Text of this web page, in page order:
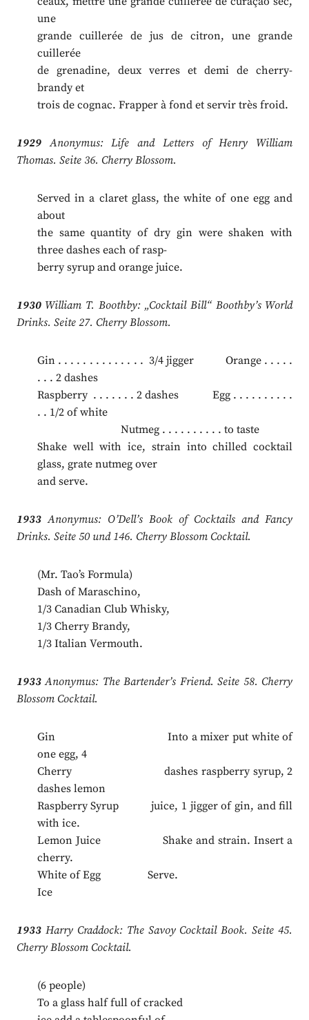
une
grande cuillerée de jus de citron, une grande
cuillerée
de grenadine, deux verres et demi de cherry-
brandy et
trois de cognac. Frapper à fond et servir très froid.
1929Anonymus: Life and Letters of Henry William
Thomas. Seite 36. Cherry Blossom.
Served in a claret glass, the white of one egg and
about
the same quantity of dry gin were shaken with
three dashes each of rasp­-
berry syrup and orange juice.
1930William T. Boothby: „Cocktail Bill“ Boothby’s World
Drinks. Seite 27. Cherry Blossom.
Gin . . . . . . . . . . . . . . 3/4 jigger Orange . . . . .
. . . 2 dashes
Raspberry . . . . . . . 2 dashes Egg . . . . . . . . . .
. . 1/2 of white
Nutmeg . . . . . . . . . . to taste
Shake well with ice, strain into chilled cocktail
glass, grate nutmeg over
and serve.
1933Anonymus: O’Dell’s Book of Cocktails and Fancy
Drinks. Seite 50 und 146. Cherry Blossom Cocktail.
(Mr. Tao’s Formula)
Dash of Maraschino,
1/3 Canadian Club Whisky,
1/3 Cherry Brandy,
1/3 Italian Vermouth.
1933Anonymus: The Bartender’s Friend. Seite 58. Cherry
Blossom Cocktail.
Gin Into a mixer put white of
one egg, 4
Cherry dashes raspberry syrup, 2
dashes lemon
Raspberry Syrup juice, 1 jigger of gin, and fill
with ice.
Lemon Juice Shake and strain. Insert a
cherry.
White of Egg Serve.
Ice
1933Harry Craddock: The Savoy Cocktail Book. Seite 45.
Cherry Blossom Cocktail.
(6 people)
To a glass half full of cracked